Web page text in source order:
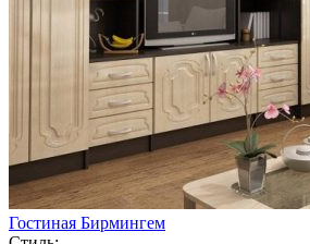
Гостиная Бирмингем